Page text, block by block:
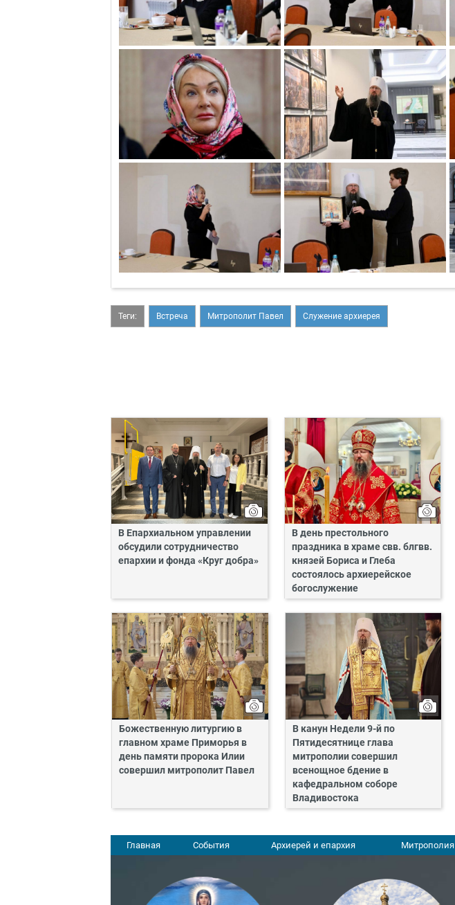
Теги: Встреча Митрополит Павел Служение архиерея
В Епархиальном управлении
обсудили сотрудничество
епархии и фонда «Круг добра»
В день престольного
праздника в храме свв. блгвв.
князей Бориса и Глеба
состоялось архиерейское
богослужение
Божественную литургию в
главном храме Приморья в
день памяти пророка Илии
совершил митрополит Павел
В канун Недели 9-й по
Пятидесятнице глава
митрополии совершил
всенощное бдение в
кафедральном соборе
Владивостока
Главная События Архиерей и епархия Митрополия